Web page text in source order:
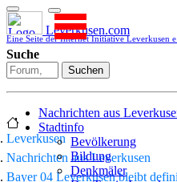
Leverkusen.com
Eine Seite der Internet Initiative Leverkusen
Suche
Suchen
Nachrichten aus
Stadtinfo
Bevölkerung
Bildung
Denkmäler
Leverkusen
Nachrichten aus Leverkusen
Bayer 04 Leverkusen bleibt